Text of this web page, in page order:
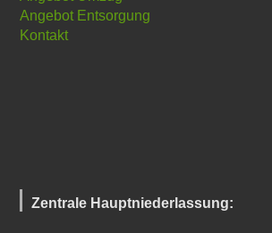
Angebot Entsorgung
Kontakt
Zentrale Hauptniederlassung: